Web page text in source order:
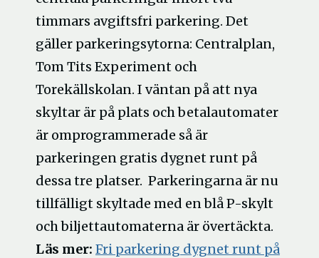
timmars avgiftsfri parkering. Det
gäller parkeringsytorna: Centralplan,
Tom Tits Experiment och
Torekällskolan. I väntan på att nya
skyltar är på plats och betalautomater
är omprogrammerade så är
parkeringen gratis dygnet runt på
dessa tre platser. Parkeringarna är nu
tillfälligt skyltade med en blå P-skylt
och biljettautomaterna är övertäckta.
Läs mer: Fri parkering dygnet runt på